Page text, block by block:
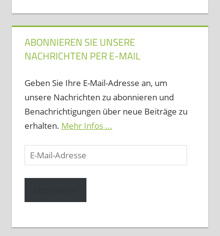
ABONNIEREN SIE UNSERE
NACHRICHTEN PER E-MAIL
Geben Sie Ihre E-Mail-Adresse an, um
unsere Nachrichten zu abonnieren und
Benachrichtigungen über neue Beiträge zu
erhalten. Mehr Infos ...
E-
Mail-
Adresse